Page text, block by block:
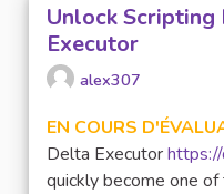
Unlock
Executor
alex307
EN COURS
Delta Executor
quickly become one